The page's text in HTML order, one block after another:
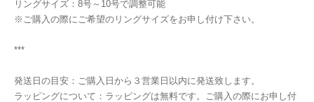
リングサイズ：8号～10号で調整可能
※ご購入の際にご希望のリングサイズをお申し付け下さい。
***
発送日の目安：ご購入日から３営業日以内に発送致します。
ラッピングについて：ラッピングは無料です。ご購入の際にお申し付